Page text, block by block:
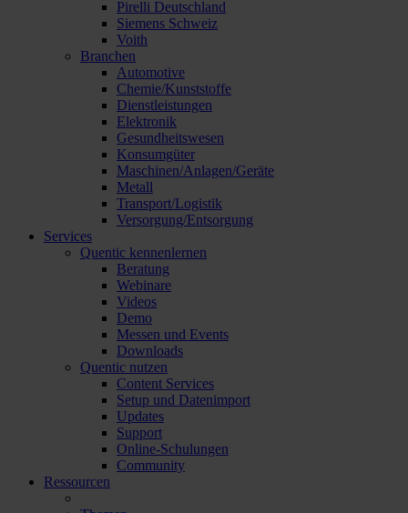
Pirelli Deutschland
Siemens Schweiz
Voith
Branchen
Automotive
Chemie/Kunststoffe
Dienstleistungen
Elektronik
Gesundheitswesen
Konsumgüter
Maschinen/Anlagen/Geräte
Metall
Transport/Logistik
Versorgung/Entsorgung
Services
Quentic kennenlernen
Beratung
Webinare
Videos
Demo
Messen und Events
Downloads
Quentic nutzen
Content Services
Setup und Datenimport
Updates
Support
Online-Schulungen
Community
Ressourcen